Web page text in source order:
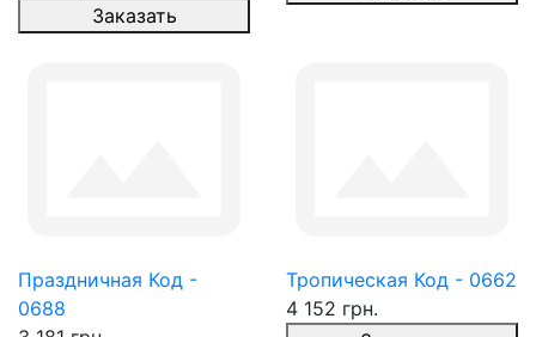
Заказать
Праздничная Код -
0688
Тропическая Код - 0662
4 152 грн.